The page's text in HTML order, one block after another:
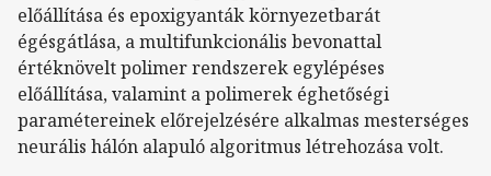
előállítása és epoxigyanták környezetbarát
égésgátlása, a multifunkcionális bevonattal
értéknövelt polimer rendszerek egylépéses
előállítása, valamint a polimerek éghetőségi
paramétereinek előrejelzésére alkalmas mesterséges
neurális hálón alapuló algoritmus létrehozása volt.